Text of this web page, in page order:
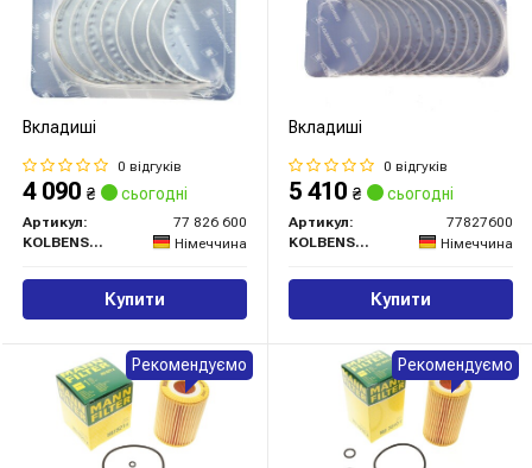
Вкладиші
0 відгуків
4 090 ₴ сьогодні
Артикул:
77 826 600
KOLBENSCHMIDT
Німеччина
Купити
Вкладиші
0 відгуків
5 410 ₴ сьогодні
Артикул:
77827600
KOLBENSCHMIDT
Німеччина
Купити
Рекомендуємо Рекомендуємо